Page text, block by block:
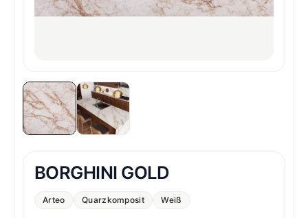
BORGHINI GOLD
Arteo Quarzkomposit Weiß